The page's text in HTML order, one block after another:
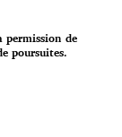
de
poursuites.